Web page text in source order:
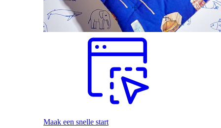
Maak een snelle start